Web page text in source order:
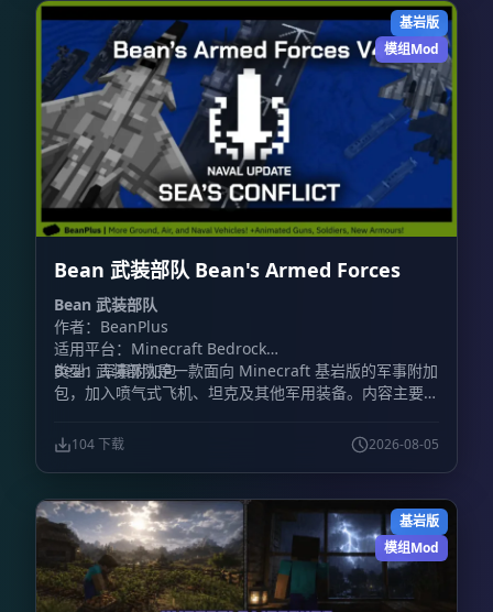
基岩版
模组Mod
Bean 武装部队 Bean's Armed Forces
Bean 武装部队
作者：BeanPlus
适用平台：Minecraft Bedrock
类型：军事附加包
Bean 武装部队是一款面向 Minecraft 基岩版的军事附加
包，加入喷气式飞机、坦克及其他军用装备。内容主要围
炮、防毒面具、枪械等地面装备。
104 下载 2026-08-05
基岩版
模组Mod